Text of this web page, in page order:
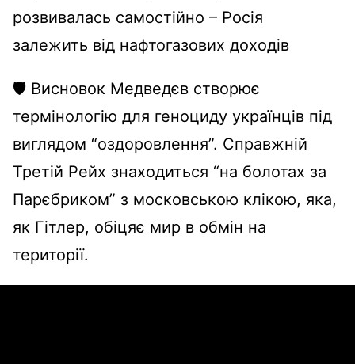
розвивалась самостійно – Росія
залежить від нафтогазових доходів
🛡️ Висновок Медведєв створює
термінологію для геноциду українців під
виглядом “оздоровлення”. Справжній
Третій Рейх знаходиться “на болотах за
Парєбриком” з московською клікою, яка,
як Гітлер, обіцяє мир в обмін на
території.